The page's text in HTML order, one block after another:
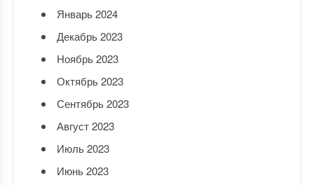
Январь 2024
Декабрь 2023
Ноябрь 2023
Октябрь 2023
Сентябрь 2023
Август 2023
Июль 2023
Июнь 2023